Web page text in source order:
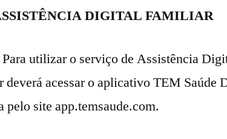
DIGITAL FAMILIAR
utilizar o serviço de Assistência
deverá acessar o aplicativo TEM Saúde
pelo site app.temsaude.com.